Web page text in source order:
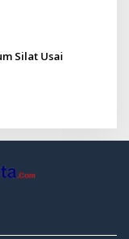
Silat Usai